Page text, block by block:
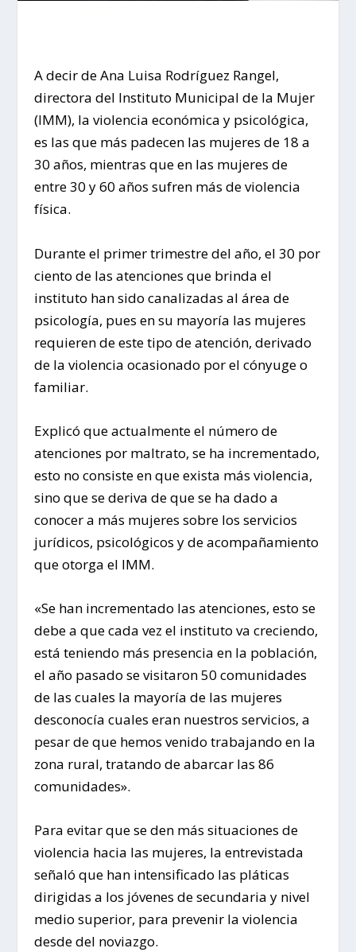
A decir de Ana Luisa Rodríguez Rangel,
directora del Instituto Municipal de la Mujer
(IMM), la violencia económica y psicológica,
es las que más padecen las mujeres de 18 a
30 años, mientras que en las mujeres de
entre 30 y 60 años sufren más de violencia
física.
Durante el primer trimestre del año, el 30 por
ciento de las atenciones que brinda el
instituto han sido canalizadas al área de
psicología, pues en su mayoría las mujeres
requieren de este tipo de atención, derivado
de la violencia ocasionado por el cónyuge o
familiar.
Explicó que actualmente el número de
atenciones por maltrato, se ha incrementado,
esto no consiste en que exista más violencia,
sino que se deriva de que se ha dado a
conocer a más mujeres sobre los servicios
jurídicos, psicológicos y de acompañamiento
que otorga el IMM.
«Se han incrementado las atenciones, esto se
debe a que cada vez el instituto va creciendo,
está teniendo más presencia en la población,
el año pasado se visitaron 50 comunidades
de las cuales la mayoría de las mujeres
desconocía cuales eran nuestros servicios, a
pesar de que hemos venido trabajando en la
zona rural, tratando de abarcar las 86
comunidades».
Para evitar que se den más situaciones de
violencia hacia las mujeres, la entrevistada
señaló que han intensificado las pláticas
dirigidas a los jóvenes de secundaria y nivel
medio superior, para prevenir la violencia
desde del noviazgo.